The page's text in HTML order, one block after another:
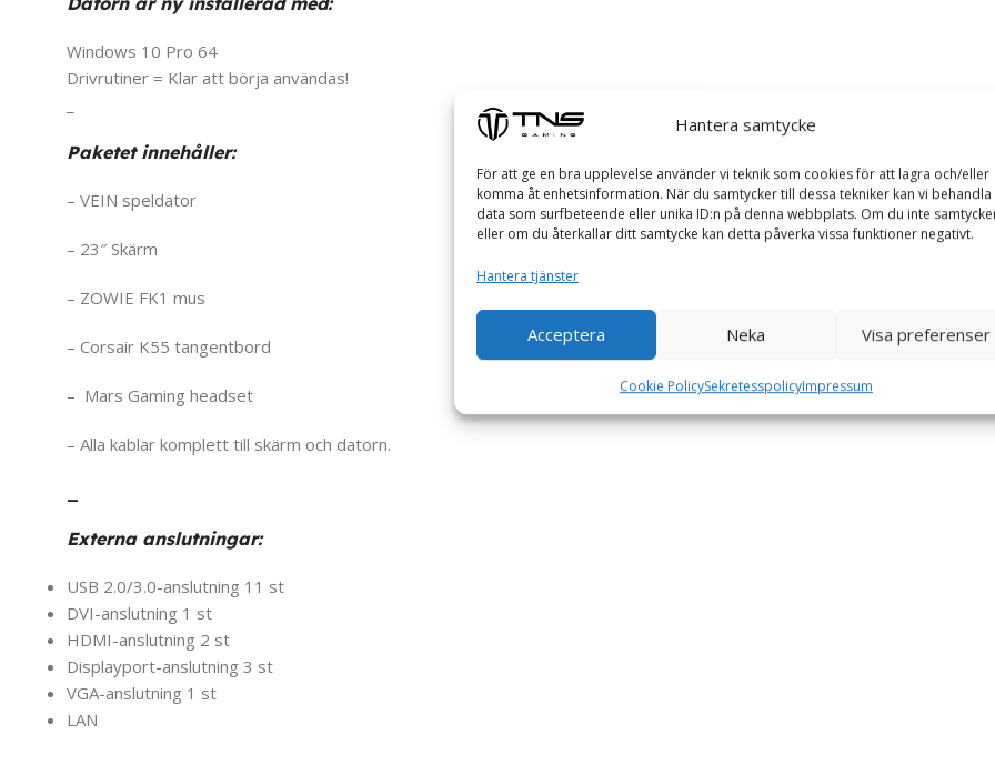
Hantera samtycke
För att ge en bra upplevelse använder vi teknik som cookies för att lagra och/eller
komma åt enhetsinformation. När du samtycker till dessa tekniker kan vi behandla
data som surfbeteende eller unika ID:n på denna webbplats. Om du inte
eller om du återkallar ditt samtycke kan detta påverka vissa funktioner negativt.
Hantera tjänster
Acceptera Neka Visa preferenser
Cookie PolicySekretesspolicyImpressum
Windows 10 Pro 64
Drivrutiner = Klar att börja användas!
Paketet innehåller:
– VEIN speldator
– 23″ Skärm
– ZOWIE FK1 mus
– Corsair K55 tangentbord
– Mars Gaming headset
– Alla kablar komplett till skärm och datorn.
Externa anslutningar:
USB 2.0/3.0-anslutning 11 st
DVI-anslutning 1 st
HDMI-anslutning 2 st
Displayport-anslutning 3 st
VGA-anslutning 1 st
LAN